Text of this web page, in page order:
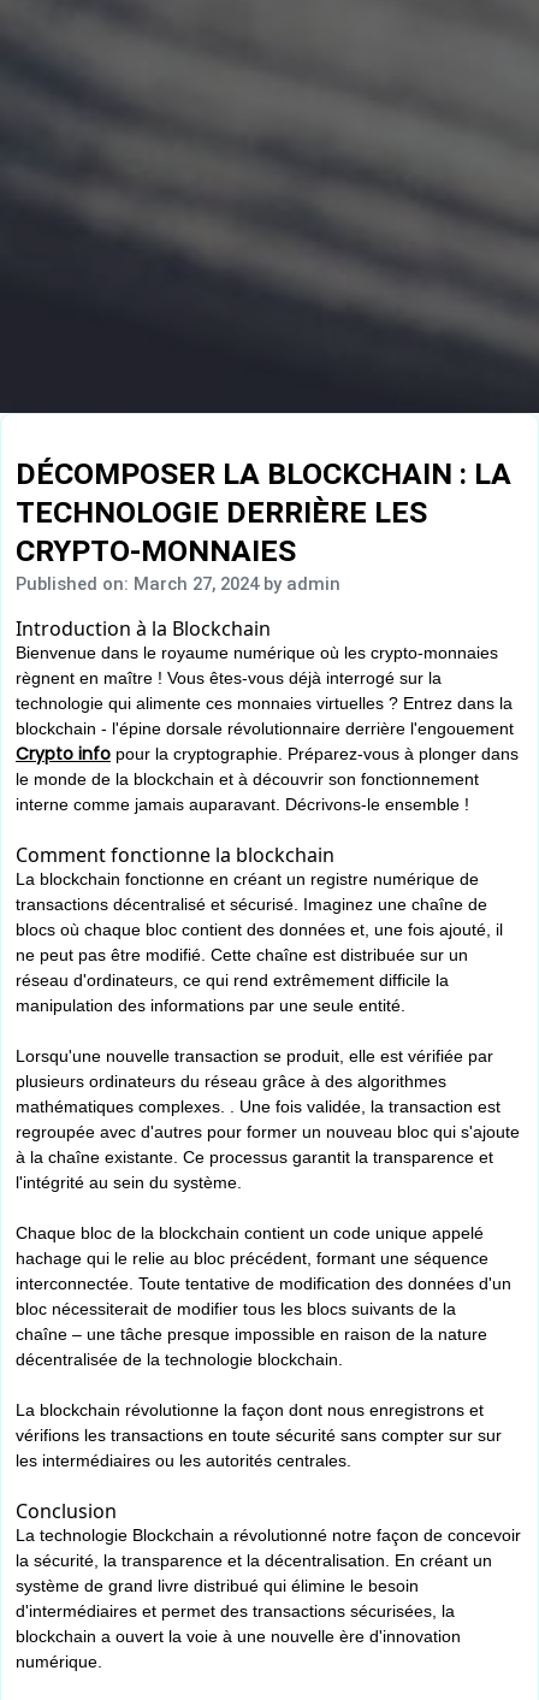
DÉCOMPOSER LA BLOCKCHAIN : LA
TECHNOLOGIE DERRIÈRE LES
CRYPTO-MONNAIES
Published on: March 27, 2024 by admin
Introduction à la Blockchain
Bienvenue dans le royaume numérique où les crypto-monnaies
règnent en maître ! Vous êtes-vous déjà interrogé sur la
technologie qui alimente ces monnaies virtuelles ? Entrez dans la
blockchain - l'épine dorsale révolutionnaire derrière l'engouement
Crypto info pour la cryptographie. Préparez-vous à plonger dans
le monde de la blockchain et à découvrir son fonctionnement
interne comme jamais auparavant. Décrivons-le ensemble !
Comment fonctionne la blockchain
La blockchain fonctionne en créant un registre numérique de
transactions décentralisé et sécurisé. Imaginez une chaîne de
blocs où chaque bloc contient des données et, une fois ajouté, il
ne peut pas être modifié. Cette chaîne est distribuée sur un
réseau d'ordinateurs, ce qui rend extrêmement difficile la
manipulation des informations par une seule entité.
Lorsqu'une nouvelle transaction se produit, elle est vérifiée par
plusieurs ordinateurs du réseau grâce à des algorithmes
mathématiques complexes. . Une fois validée, la transaction est
regroupée avec d'autres pour former un nouveau bloc qui s'ajoute
à la chaîne existante. Ce processus garantit la transparence et
l'intégrité au sein du système.
Chaque bloc de la blockchain contient un code unique appelé
hachage qui le relie au bloc précédent, formant une séquence
interconnectée. Toute tentative de modification des données d'un
bloc nécessiterait de modifier tous les blocs suivants de la
chaîne – une tâche presque impossible en raison de la nature
décentralisée de la technologie blockchain.
La blockchain révolutionne la façon dont nous enregistrons et
vérifions les transactions en toute sécurité sans compter sur sur
les intermédiaires ou les autorités centrales.
Conclusion
La technologie Blockchain a révolutionné notre façon de concevoir
la sécurité, la transparence et la décentralisation. En créant un
système de grand livre distribué qui élimine le besoin
d'intermédiaires et permet des transactions sécurisées, la
blockchain a ouvert la voie à une nouvelle ère d'innovation
numérique.